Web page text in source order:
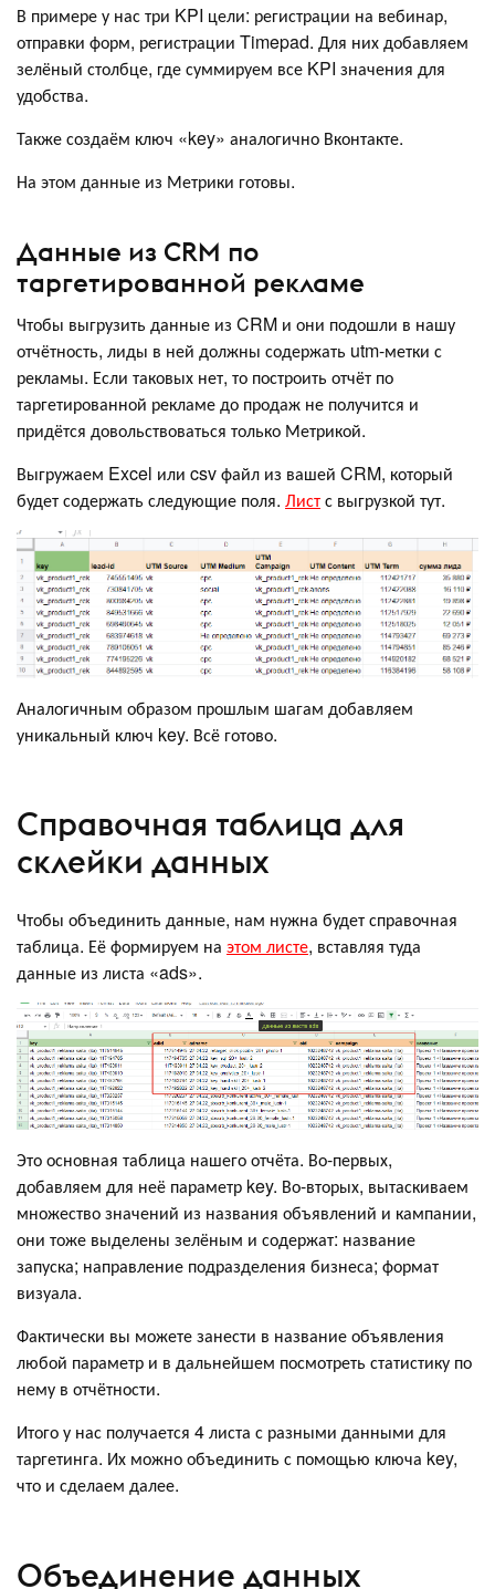
В примере у нас три KPI цели: регистрации на вебинар,
отправки форм, регистрации Timepad. Для них добавляем
зелёный столбце, где суммируем все KPI значения для
удобства.
Также создаём ключ «key» аналогично Вконтакте.
На этом данные из Метрики готовы.
Данные из CRM по
таргетированной рекламе
Чтобы выгрузить данные из CRM и они подошли в нашу
отчётность, лиды в ней должны содержать utm-метки с
рекламы. Если таковых нет, то построить отчёт по
таргетированной рекламе до продаж не получится и
придётся довольствоваться только Метрикой.
Выгружаем Excel или csv файл из вашей CRM, который
будет содержать следующие поля. Листс выгрузкой тут.
Аналогичным образом прошлым шагам добавляем
уникальный ключ key. Всё готово.
Справочная таблица для
склейки данных
Чтобы объединить данные, нам нужна будет справочная
таблица. Её формируем на этом листе, вставляя туда
данные из листа «ads».
Это основная таблица нашего отчёта. Во-первых,
добавляем для неё параметр key. Во-вторых, вытаскиваем
множество значений из названия объявлений и кампании,
они тоже выделены зелёным и содержат: название
запуска; направление подразделения бизнеса; формат
визуала.
Фактически вы можете занести в название объявления
любой параметр и в дальнейшем посмотреть статистику по
нему в отчётности.
Итого у нас получается 4 листа с разными данными для
таргетинга. Их можно объединить с помощью ключа key,
что и сделаем далее.
Объединение данных